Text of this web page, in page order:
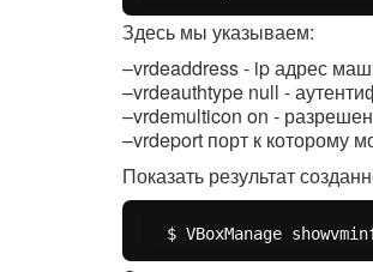
Здесь мы указываем:
–vrdeaddress - ip адрес
–vrdeauthtype null -
–vrdemulticon on -
–vrdeport порт к которому
Показать результат